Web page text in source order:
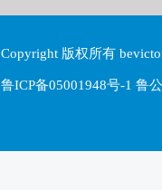
Copyright 版权所有
鲁ICP备05001948号-1 鲁